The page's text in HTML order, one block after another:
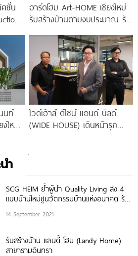
ชั่น
อาร์ดโฮม Art-HOME เชียงใหม่
รับสร้างบ้านตามงบประมาณ รับ
นท์
ใหม่
ไวด์เฮ้าส์ ดีไซน์ แอนด์ บิลด์
(WIDE HOUSE) เดินหน้ารุก
ำ
SCG HEIM ย้ำผู้นำ Quality Living ส่ง 4
แบบบ้านใหม่ชูนวัตกรรมบ้านแห่งอนาคต รับ
14 September 2021
รับสร้างบ้าน แลนดี้ โฮม (Landy Home)
สาขารามอินทรา